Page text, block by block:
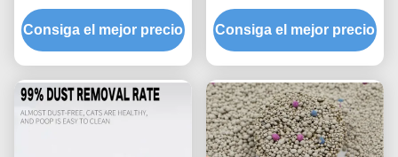
profesional con
tecnología superior de
aglomeración y control de
Consiga el mejor precio
aglomeración de
resistencia adicional con
bajo polvo y alta
Consiga el mejor precio